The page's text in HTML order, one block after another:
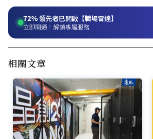
72%領先者已開啟【職場雷達】
立即開通！解鎖專屬服務
相關文章